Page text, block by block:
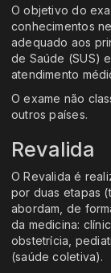
O objetivo do
conhecimentos
adequado aos
de Saúde (SUS)
atendimento
O exame não
outros países.
Revalida
O Revalida é
por duas etapas
abordam, de
da medicina:
obstetrícia,
(saúde coletiva).